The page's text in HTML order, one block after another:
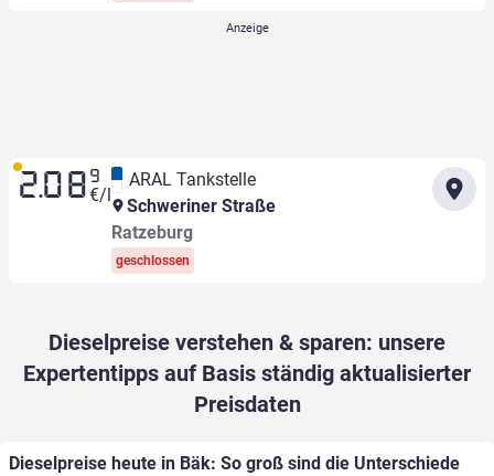
2.08 9
€/l
ARAL Tankstelle
Schweriner Straße
Ratzeburg
geschlossen
Dieselpreise verstehen & sparen: unsere
Expertentipps auf Basis ständig aktualisierter
Preisdaten
Dieselpreise heute in Bäk: So groß sind die Unterschiede